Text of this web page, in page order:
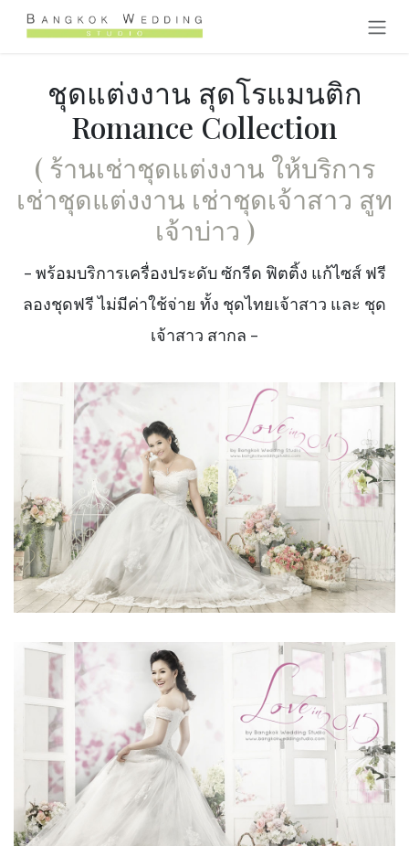
Skip to Content
ชุดแต่งงาน สุดโรแมนติก
Romance Collection
( ร้านเช่าชุดแต่งงาน ให้บริการ
เช่าชุดแต่งงาน เช่าชุดเจ้าสาว สูท
เจ้าบ่าว )
- พร้อมบริการเครื่องประดับ ซักรีด ฟิตติ้ง แก้ไซส์ ฟรี
ลองชุดฟรี ไม่มีค่าใช้จ่าย ทั้ง ชุดไทยเจ้าสาว และ ชุด
เจ้าสาว สากล -